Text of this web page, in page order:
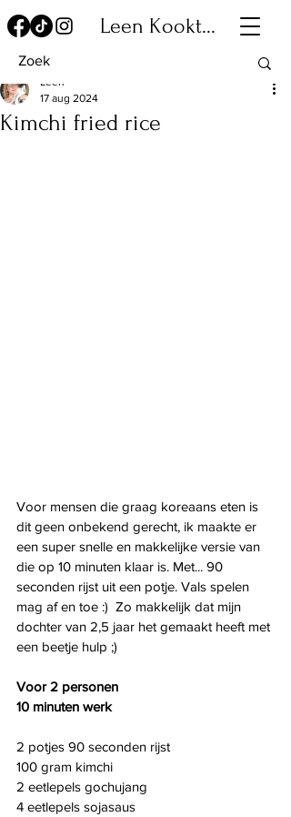
Leen Kookt...
Kimchi fried rice
Leen
17 aug 2024
Voor mensen die graag koreaans eten is
dit geen onbekend gerecht, ik maakte er
een super snelle en makkelijke versie van
die op 10 minuten klaar is. Met... 90
seconden rijst uit een potje. Vals spelen
mag af en toe :)  Zo makkelijk dat mijn
dochter van 2,5 jaar het gemaakt heeft met
een beetje hulp ;)
Voor 2 personen
10 minuten werk
2 potjes 90 seconden rijst
100 gram kimchi
2 eetlepels gochujang
4 eetlepels sojasaus